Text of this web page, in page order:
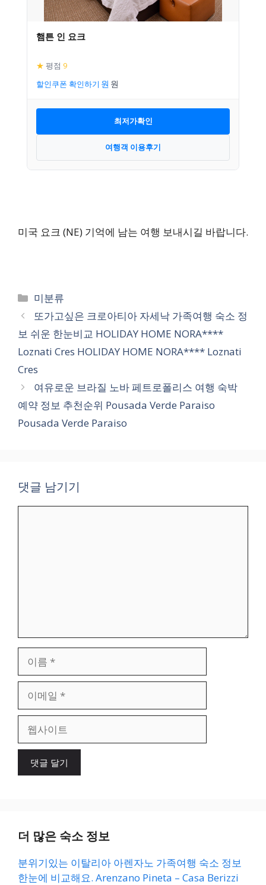
햄튼 인 요크
★ 평점 9
할인쿠폰 확인하기
최저가확인
여행객 이용후기
미국 요크 (NE) 기억에 남는 여행 보내시길 바랍니다.
카
테
리
미분류
또가고싶은 크로아티아 자세낙 가족여행 숙소 정
보 쉬운 한눈비교 HOLIDAY HOME NORA****
Loznati Cres HOLIDAY HOME NORA**** Loznati
Cres
여유로운 브라질 노바 페트로폴리스 여행 숙박
예약 정보 추천순위 Pousada Verde Paraiso
Pousada Verde Paraiso
댓글 남기기
일
이
더 많은 숙소 정보
분위기있는 이탈리아 아렌자노 가족여행 숙소 정보
한눈에 비교해요. Arenzano Pineta – Casa Berizzi